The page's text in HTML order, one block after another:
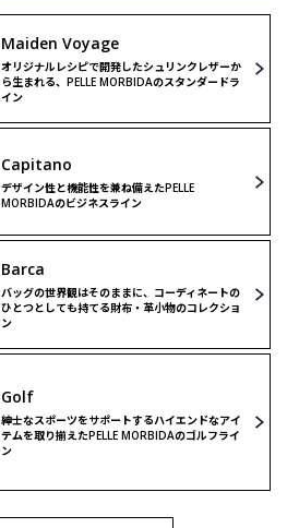
Maiden Voyage
オリジナルレシピで開発したシュリンクレザーか
ら生まれる、PELLE MORBIDAのスタンダードラ
イン
Capitano
デザイン性と機能性を兼ね備えたPELLE
MORBIDAのビジネスライン
Barca
バッグの世界観はそのままに、コーディネートの
ひとつとしても持てる財布・革小物のコレクショ
ン
Golf
紳士なスポーツをサポートするハイエンドなアイ
テムを取り揃えたPELLE MORBIDAのゴルフライ
ン